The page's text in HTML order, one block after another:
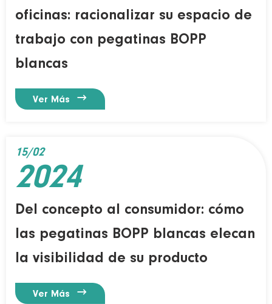
oficinas: racionalizar su espacio de
trabajo con pegatinas BOPP
blancas
Ver Más 
Del concepto al consumidor: cómo
las pegatinas BOPP blancas elecan
la visibilidad de su producto
Ver Más 
15/02
2024